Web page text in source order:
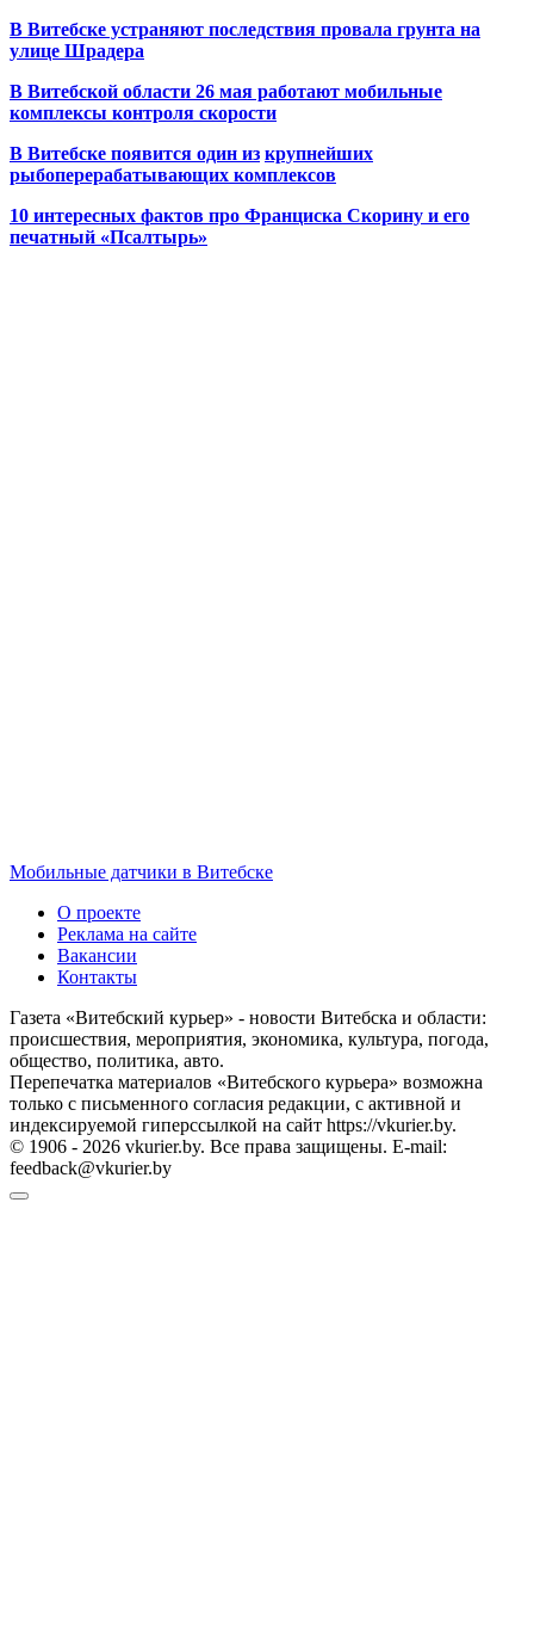
В Витебске устраняют последствия провала грунта на
улице Шрадера
В Витебской области 26 мая работают мобильные
комплексы контроля скорости
В Витебске появится один из крупнейших
рыбоперерабатывающих комплексов
10 интересных фактов про Франциска Скорину и его
печатный «Псалтырь»
Мобильные датчики в Витебске
О проекте
Реклама на сайте
Вакансии
Контакты
Газета «Витебский курьер» - новости Витебска и области:
происшествия, мероприятия, экономика, культура, погода,
общество, политика, авто.
Перепечатка материалов «Витебского курьера» возможна
только с письменного согласия редакции, с активной и
индексируемой гиперссылкой на сайт https://vkurier.by.
© 1906 - 2026 vkurier.by. Все права защищены. E-mail:
feedback@vkurier.by